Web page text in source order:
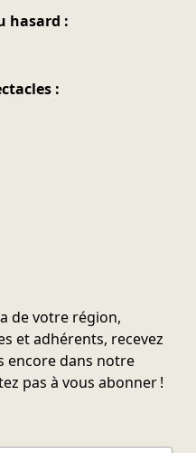
hasard :
:
de votre région,
et adhérents, recevez
encore dans notre
pas à vous abonner !